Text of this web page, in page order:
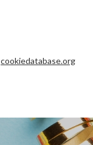
cookiedatabase.org